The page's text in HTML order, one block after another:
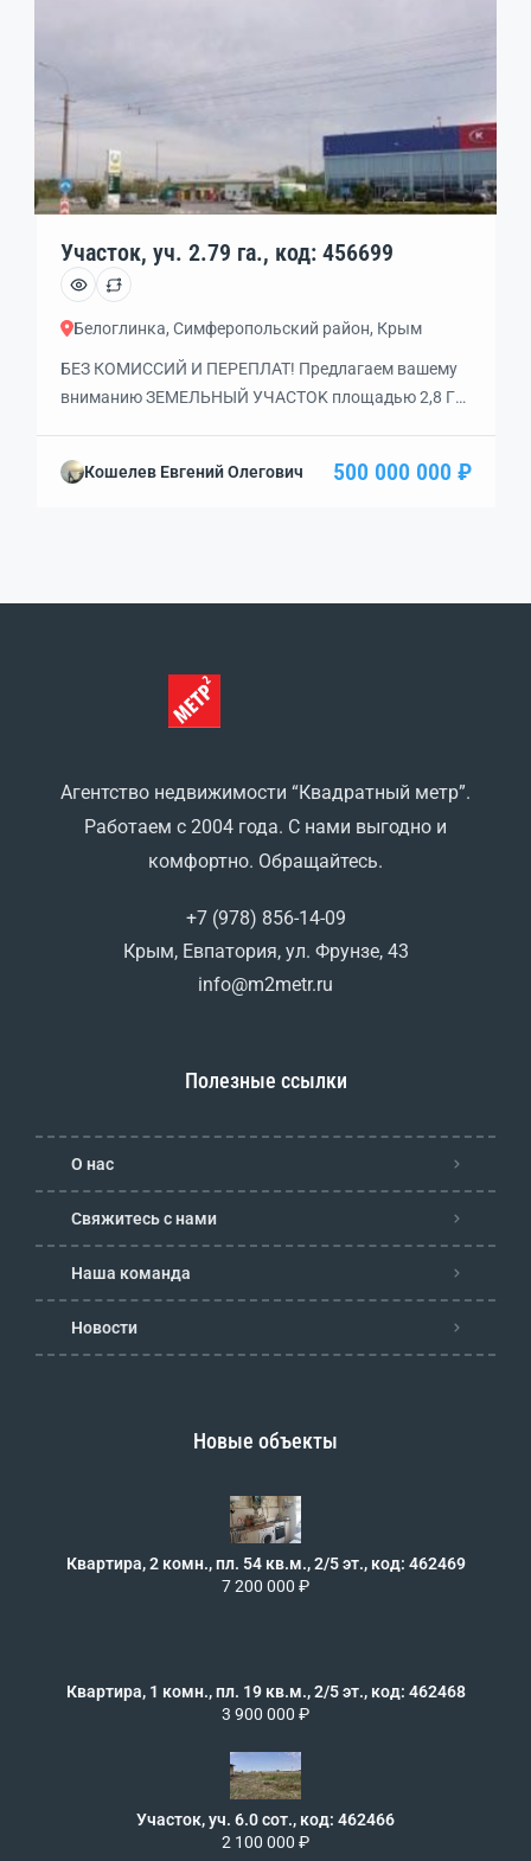
Участок, уч. 2.79 га., код: 456699
Белоглинка, Симферопольский район, Крым
БЕЗ КОМИССИЙ И ПЕРЕПЛАТ! Пpeдлaгaeм вaшему
вниманию ЗЕМЕЛЬНЫЙ УЧAСTОK площaдью 2,8 Га
многоэтажного многоквартирного жилого
Кошелев Евгений Олегович 500 000 000 ₽
Агентство недвижимости “Квадратный метр”.
Работаем с 2004 года. С нами выгодно и
комфортно. Обращайтесь.
+7 (978) 856-14-09
Крым, Евпатория, ул. Фрунзе, 43
info@m2metr.ru
Полезные ссылки
О нас
Свяжитесь с нами
Наша команда
Новости
Новые объекты
Квартира, 2 комн., пл. 54 кв.м., 2/5 эт., код: 462469
7 200 000 ₽
Квартира, 1 комн., пл. 19 кв.м., 2/5 эт., код: 462468
3 900 000 ₽
Участок, уч. 6.0 сот., код: 462466
2 100 000 ₽